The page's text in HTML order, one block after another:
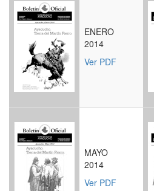
ENERO
2014
Ver PDF
MAYO
2014
Ver PDF